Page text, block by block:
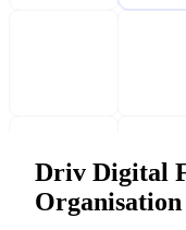
Driv Digital
Organisation